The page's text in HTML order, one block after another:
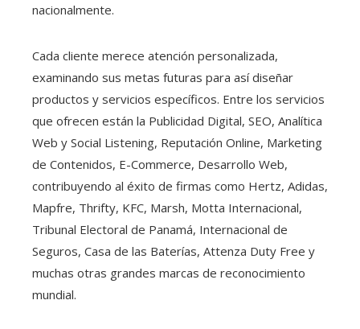
nacionalmente.
Cada cliente merece atención personalizada,
examinando sus metas futuras para así diseñar
productos y servicios específicos. Entre los servicios
que ofrecen están la Publicidad Digital, SEO, Analítica
Web y Social Listening, Reputación Online, Marketing
de Contenidos, E-Commerce, Desarrollo Web,
contribuyendo al éxito de firmas como Hertz, Adidas,
Mapfre, Thrifty, KFC, Marsh, Motta Internacional,
Tribunal Electoral de Panamá, Internacional de
Seguros, Casa de las Baterías, Attenza Duty Free y
muchas otras grandes marcas de reconocimiento
mundial.